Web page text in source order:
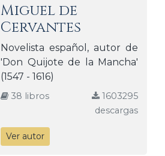
Miguel de
Cervantes
Novelista español, autor de
'Don Quijote de la Mancha'
(1547 - 1616)
38 libros
1603295
descargas
Ver autor